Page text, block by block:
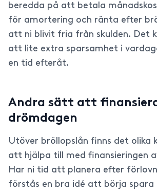
beredda på att betala
för amortering och ränta efter
att ni blivit fria från skulden. Det
att lite extra sparsamhet i
en tid efteråt.
Andra sätt att
drömdagen
Utöver bröllopslån finns det olika
att hjälpa till med finansieringen
Har ni tid att planera efter
förstås en bra idé att börja spara